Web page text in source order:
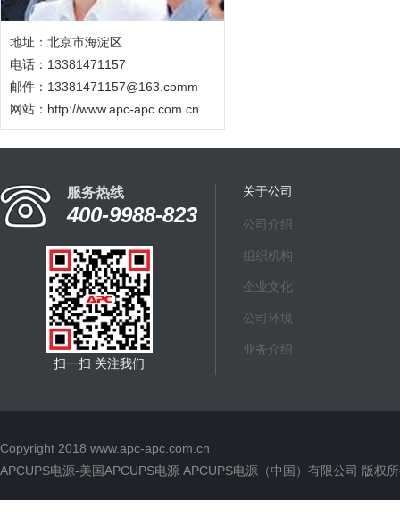
地址：北京市海淀区
电话：13381471157
邮件：13381471157@163.comm
网站： http://www.apc-apc.com.cn
服务热线
400-9988-823
扫一扫 关注我们
关于公司
公司介绍
组织机构
企业文化
公司环境
业务介绍
Copyright 2018 www.apc-apc.com.cn
APCUPS电源-美国APCUPS电源 APCUPS电源（中国）有限公司 版权